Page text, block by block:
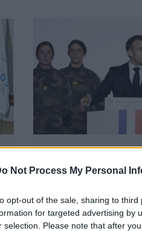
Not Process My Personal
opt-out of the sale, sharing to
for targeted advertising by
selection. Please note that after
önkéntes
Európa
I.: